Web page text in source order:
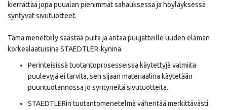
kierrättää jopa puualan pienimmät sahauksessa ja höyläyksessä
syntyvät sivutuotteet.
Tämä menettely säästää puita ja antaa puujätteille uuden elämän
korkealaatuisina STAEDTLER-kyninä.
Perinteisissä tuotantoprosesseissa käytettyjä valmiita
puulevyjä ei tarvita, sen sijaan materiaalina käytetään
puuntuotannossa jo syntyneitä sivutuotteita.
STAEDTLERin tuotantomenetelmä vähentää merkittävästi